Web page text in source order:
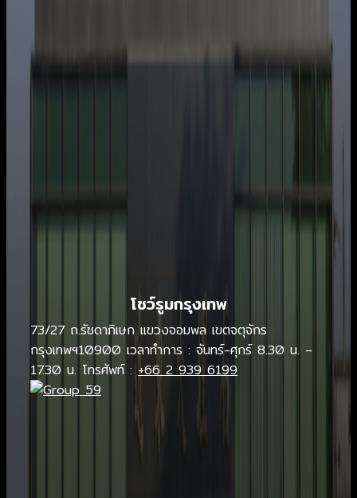
โชว์รูมกรุงเทพ
73/27 ถ.รัชดาภิเษก แขวงจอมพล เขตจตุจักร
กรุงเทพฯ10900 เวลาทำการ : จันทร์-ศุกร์ 8.30 น. –
17.30 น. โทรศัพท์ : +66 2 939 6199